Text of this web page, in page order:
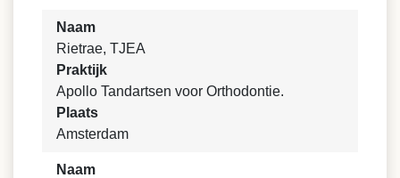
Naam
Rietrae, TJEA
Praktijk
Apollo Tandartsen voor Orthodontie.
Plaats
Amsterdam
Naam